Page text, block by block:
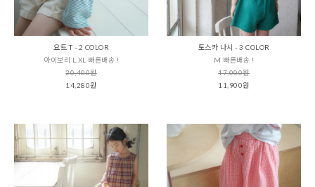
요트 T - 2 COLOR
아이보리 L,XL 빠른배송 !
20,400원
14,280원
토스카 나시 - 3 COLOR
M 빠른배송 !
17,000원
11,900원